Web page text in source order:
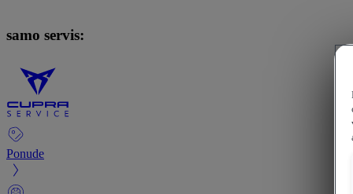
samo servis:
Ponude